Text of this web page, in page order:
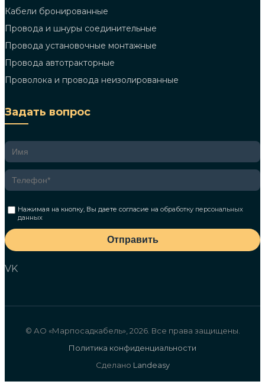
Кабели бронированные
Провода и шнуры соединительные
Провода установочные монтажные
Провода автотракторные
Проволока и провода неизолированные
Задать вопрос
Нажимая на кнопку, Вы даете согласие наобработку персональных
данных
Отправить
VK
© АО «Марпосадкабель», 2026. Все права защищены.
Политика конфиденциальности
Сделано Landeasy